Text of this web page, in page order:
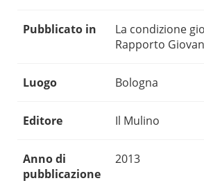
Pubblicato in
La condizione
Rapporto
Luogo Bologna
Editore Il Mulino
Anno di
pubblicazione
2013